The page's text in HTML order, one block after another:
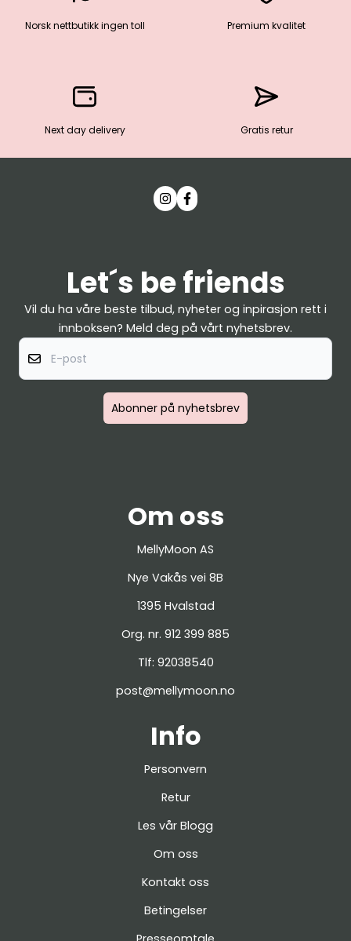
Norsk nettbutikk ingen toll Premium kvalitet
Next day delivery Gratis retur
Let´s be friends
Vil du ha våre beste tilbud, nyheter og inpirasjon rett i
innboksen? Meld deg på vårt nyhetsbrev.
Abonner på nyhetsbrev
Om oss
MellyMoon AS
Nye Vakås vei 8B
1395 Hvalstad
Org. nr. 912 399 885
Tlf: 92038540
post@mellymoon.no
Info
Personvern
Retur
Les vår Blogg
Om oss
Kontakt oss
Betingelser